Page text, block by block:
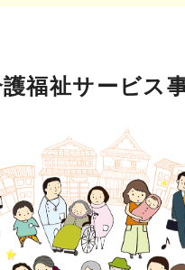
福祉サービス